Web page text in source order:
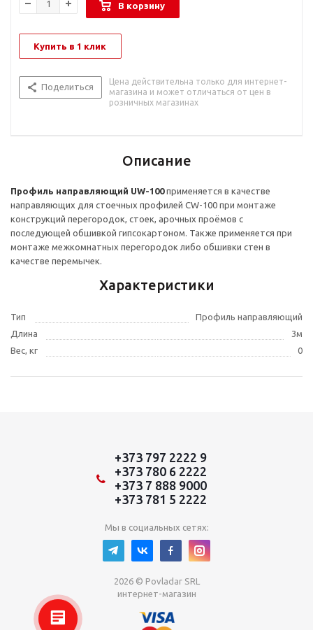
В корзину
Купить в 1 клик
Поделиться
Цена действительна только для интернет-
магазина и может отличаться от цен в
розничных магазинах
Описание
Профиль направляющий UW-100применяется в качестве
направляющих для стоечных профилей CW-100 при монтаже
конструкций перегородок, стоек, арочных проёмов с
последующей обшивкой гипсокартоном. Также применяется при
монтаже межкомнатных перегородок либо обшивки стен в
качестве перемычек.
Характеристики
Тип
Профиль направляющий
Длина
3м
Вес, кг
0
+373 797 2222 9
+373 780 6 2222
+373 7 888 9000
+373 781 5 2222
Мы в социальных сетях:
2026 © Povladar SRL
интернет-магазин